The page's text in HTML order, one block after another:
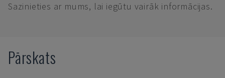
Sazinieties ar mums, lai iegūtu vairāk informācijas.
Pārskats